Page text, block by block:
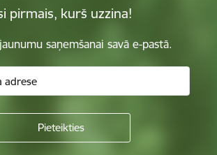
pirmais, kurš uzzina!
saņemšanai savā e-pastā.